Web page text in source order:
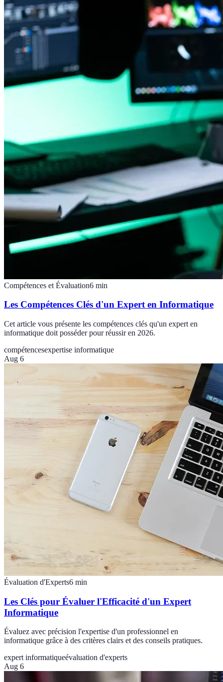
Compétences et Évaluation6 min
Les Compétences Clés d'un Expert en Informatique
Cet article vous présente les compétences clés qu'un expert en
informatique doit posséder pour réussir en 2026.
compétencesexpertise informatique
Aug 6
Évaluation d'Experts6 min
Les Clés pour Évaluer l'Efficacité d'un Expert
Informatique
Évaluez avec précision l'expertise d'un professionnel en
informatique grâce à des critères clairs et des conseils pratiques.
expert informatiqueévaluation d'experts
Aug 6